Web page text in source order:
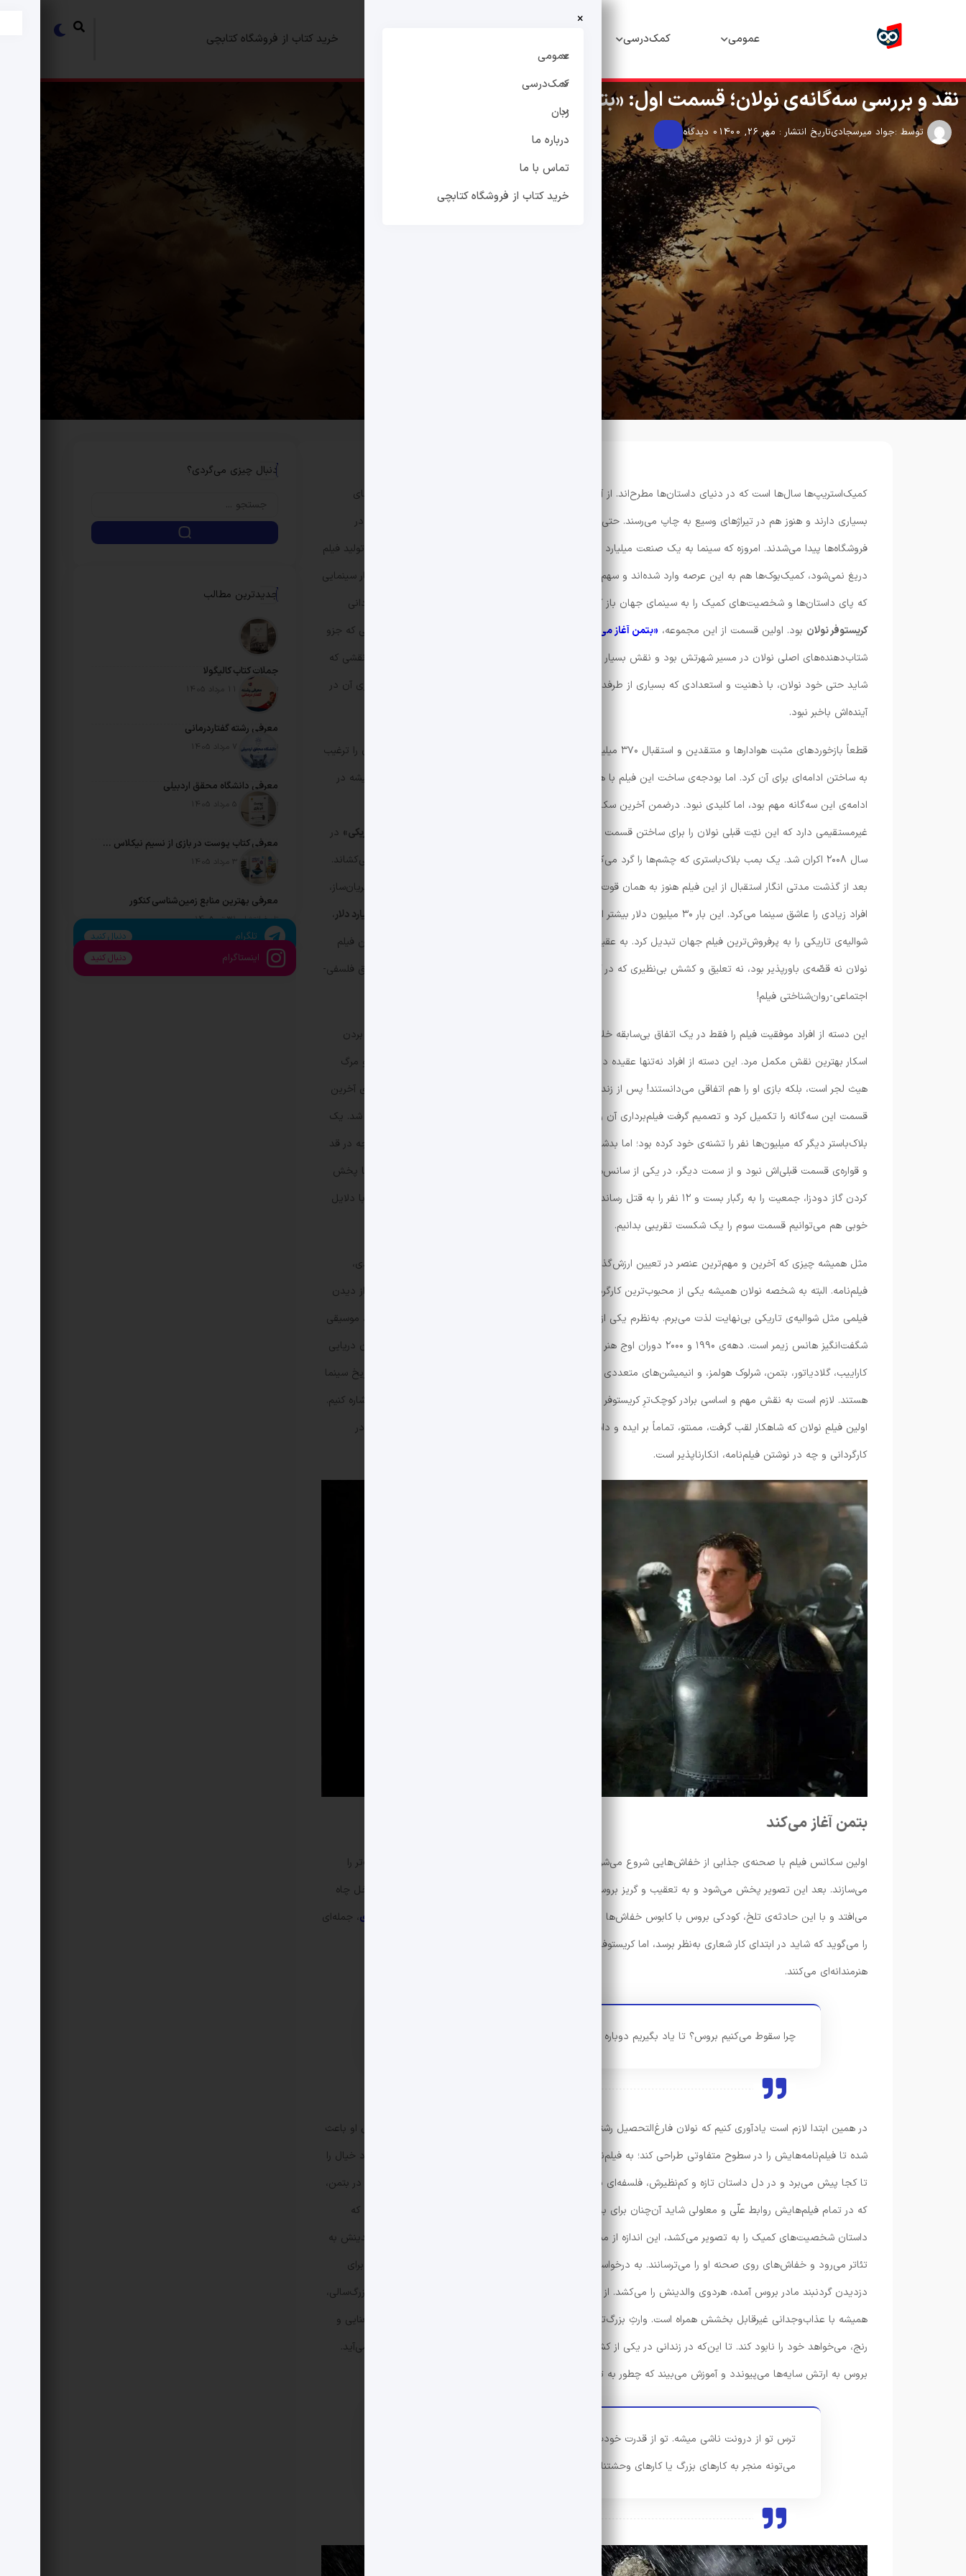
عمومی کمک‌درسی خرید کتاب از فروشگاه کتابچی
×
عمومی
کمک‌درسی
زبان
درباره ما
تماس با ما
خرید کتاب از فروشگاه کتابچی
نقد و بررسی سه‌گانه‌ی نولان؛ قسمت اول: «بتمن آغاز می‌کند»
توسط :جواد میرسجادیتاریخ انتشار : مهر 26, 1400 0 دیدگاه
کمیک‌استریپ‌ها سال‌ها است که در دنیای داستان‌ها مطرح‌اند. از آمریکا بگیریم تا اروپا و شرق آسیا کتاب‌های کمیک طرفدارهای
بسیاری دارند و هنوز هم در تیراژهای وسیع به چاپ می‌رسند. حتی در ایران دهه‌ی ۴۰ و ۵۰ این مجله‌های تصویری داستانی در
فروشگاه‌ها پیدا می‌شدند. امروزه که سینما به یک صنعت میلیارد دلاری تبدیل شده و از هیچ موضوع و دسته و ژانری برای تولید فیلم
دریغ نمی‌شود، کمیک‌بوک‌ها هم به این عرصه وارد شده‌اند و سهم مهمی را هم از آنِ خود کرده‌اند. شاید یکی از مهم‌ترین آثار سینمایی
که پای داستان‌ها و شخصیت‌های کمیک را به سینمای جهان باز کرد،
، به نویسندگی و کارگردانی
کریستوفر نولان بود. اولین قسمت از این مجموعه، «بتمن آغاز می‌کند»
در سال ۲۰۰۵ روی پرده‌های نقره‌ای سینما رفت. فیلمی که جزو
شتاب‌دهنده‌های اصلی نولان در مسیر شهرتش بود و نقش بسیار مهمی در تعیین آینده‌ی کارنامه‌ی حرفه‌ای‌اش ایفا می‌کرد؛ نقشی که
شاید حتی خود نولان، با ذهنیت و استعدادی که بسیاری از طرفداران سینما را مجاب کرده او را نابغه بنامند، از شدت اثرگذاری آن در
آینده‌اش باخبر نبود.
قطعاً بازخوردهای مثبت هوادارها و منتقدین و استقبال ۳۷۰ میلیون دلاری از این اثر در گیشه، از عوامل مهمی بود که نولان را ترغیب
به ساختن ادامه‌ای برای آن کرد. اما بودجه‌ی ساخت این فیلم با هزینه‌ی سنگین ۱۵۰ میلیون دلار تهیه شده بود؛ این یعنی گیشه در
ادامه‌ی این سه‌گانه مهم بود، اما کلیدی نبود. درضمن آخرین سکانس این فیلم به شروع شرارت‌های شخصیت جوکر اشاره‌ی
غیرمستقیمی دارد که این نیّت قبلی نولان را برای ساختن قسمت دوم این سه‌گانه نشان می‌دهد. قسمت دوم
«شوالیه‌ی تاریکی» در
سال ۲۰۰۸ اکران شد. یک بمب بلاک‌باستری که چشم‌ها را گرد می‌کرد و فوج‌فوج عاشقان سینما را به پشت باجه‌های بلیت می‌کشاند.
بعد از گذشت مدتی انگار استقبال از این فیلم هنوز به همان قوت ادامه داشت و گویا فیلمی ساخته شده بود که مثل آثار جریان‌ساز،
افراد زیادی را عاشق سینما می‌کرد. این بار ۳۰ میلیون دلار بیشتر از قسمت قبلی بودجه صرف شده بود اما رقم نجومی
،
شوالیه‌ی تاریکی را به پرفروش‌ترین فیلم جهان تبدیل کرد. به عقیده‌ی بسیاری از طرفدارها و غیرطرفدارها، عامل موفقیت این فیلم
نولان نه قصّه‌ی باورپذیر بود، نه تعلیق و کشش بی‌نظیری که در کمتر فیلمی دیده بودیم، و نه در فُرم هنری و محتوای عمیق فلسفی-
اجتماعی-روان‌شناختی فیلم!
این دسته از افراد موفقیت فیلم را فقط در یک اتفاق بی‌سابقه خلاصه می‌کنند؛ بازی تکرارنشدنی
و فوت او قبل از بردن
اسکار بهترین نقش مکمل مرد. این دسته از افراد نه‌تنها عقیده داشتند که موفقیت شوالیه‌ی تاریکی اتفاقی و مدیون بازی و مرگ
هیث لجر است، بلکه بازی او را هم اتفاقی می‌دانستند! پس از زندگی و مرگ تراژیک هیث لجر، نولان در سال ۲۰۱۱ فیلم‌نامه‌ی آخرین
قسمت این سه‌گانه را تکمیل کرد و تصمیم گرفت فیلم‌برداری آن را آغاز کند.
در سال ۲۰۱۲ اکران شد. یک
بلاک‌باستر دیگر که میلیون‌ها نفر را تشنه‌ی خود کرده بود؛ اما بدشانسی یک بار دیگر فیلم نولان را بلعید! خودِ فیلم به‌هیچ‌وجه در قد
و قواره‌ی قسمت قبلی‌اش نبود و از سمت دیگر، در یکی از سانس‌های اکران این فیلم در آرورای کولورادو، یکی از تماشاگرها با پخش
کردن گاز دودزا، جمعیت را به رگبار بست و ۱۲ نفر را به قتل رساند. البته این دلیل خوبی برای قضاوت خودِ فیلم نیست، اما با دلایل
خوبی هم می‌توانیم قسمت سوم را یک شکست تقریبی بدانیم.
مثل همیشه چیزی که آخرین و مهم‌ترین عنصر در تعیین ارزش‌گذاری فیلم است، چیزی نیست جز کارگردانی و در وهله‌ی بعدی،
فیلم‌نامه. البته به شخصه نولان همیشه یکی از محبوب‌ترین کارگردان‌ها برای من بوده و حتی هنوز و با تمام ضعف‌هایش، از دیدن
فیلمی مثل شوالیه‌ی تاریکی بی‌نهایت لذت می‌برم. به‌نظرم یکی از مؤلفه‌هایی که در جذابیتِ ذاتی این سه‌گانه نقش داشته، موسیقی
شگفت‌انگیز هانس زیمر است. دهه‌ی ۱۹۹۰ و ۲۰۰۰ دوران اوج هنر هانس زیمر بود؛ دوره‌ای که آثاری مثل موسیقی متن دزدان دریایی
کاراییب، گلادیاتور، بتمن، شرلوک هولمز، و انیمیشن‌های متعددی را خلق کرد که همگی جزو بهترین‌های موسیقی متن در تاریخ سینما
هستند. لازم است به نقش مهم و اساسی برادر کوچک‌ترِ کریستوفر یعنی جاناتان نولان، نیز در شهرت و محبوبیت نام نولان اشاره کنیم.
اولین فیلمِ نولان که شاهکار لقب گرفت، ممنتو، تماماً بر ایده و داستان جاناتان خلق شده؛ البته که نقش خودِ کریستوفر چه در
کارگردانی و چه در نوشتن فیلم‌نامه، انکارناپذیر است.
بتمن آغاز می‌کند
اولین سکانس فیلم با صحنه‌ی جذابی از خفاش‌هایی شروع می‌شود که در کنار هم قرار می‌گیرند و طرحی از یک خفاش بزرگ‌تر را
می‌سازند. بعد این تصویر پخش می‌شود و به تعقیب و گریز بروس وینِ کودک و دوستش ریچل داوس می‌رسیم. بروس داخل چاه
می‌افتد و با این حادثه‌ی تلخ، کودکی بروس با کابوس خفاش‌ها پر می‌شود. توماس وین، پدر بروس و البته نماد
سرمایه‌داری، جمله‌ای
را می‌گوید که شاید در ابتدای کار شعاری به‌نظر برسد، اما کریستوفر نولان و برادرش جاناتان، از آن در قسمت سوم استفاده‌ی
هنرمندانه‌ای می‌کنند.
چرا سقوط می‌کنیم بروس؟ تا یاد بگیریم دوباره روی پامون بایستیم.
در همین ابتدا لازم است یادآوری کنیم که نولان فارغ‌التحصیل رشته‌ی ادبیات انگلیسی است. روحیه‌ی شاعرانه و ذهنیت خلاق او باعث
شده تا فیلم‌نامه‌هایش را در سطوح متفاوتی طراحی کند؛ به فیلم‌نامه‌ی فیلم میان‌ستاره‌ای (interstellar) توجه کنید که ابعاد خیال را
تا کجا پیش می‌برد و در دل داستان تازه و کم‌نظیرش، فلسفه‌ای نمادگرا با زمینه‌ی مذهب می‌گنجاند. به همین دلیل نه‌تنها در بتمن،
که در تمام فیلم‌هایش روابط علّی و معلولی شاید آن‌چنان برای بینندگان تیزبین قانع‌کننده نباشد؛ اما حداقل در این سه‌گانه که
داستان شخصیت‌های کمیک را به تصویر می‌کشد، این اندازه از منطق داستان‌پردازی رضایت‌بخش است. بروس به همراه والدینش به
تئاتر می‌رود و خفاش‌های روی صحنه او را می‌ترسانند. به درخواست بروس آن‌ها از تئاتر خارج می‌شوند و سارق مسلحی که برای
دزدیدن گردنبند مادر بروس آمده، هردوی والدینش را می‌کشد. از این‌جا ترسِ بروس به فقدان بزرگی تبدیل می‌شود که تا بزرگ‌سالی،
همیشه با عذاب‌وجدانی غیرقابل بخشش همراه است. وارثِ بزرگ‌ترین میلیاردر دنیا، به مادیات قانع نمی‌شود و از فرطِ بی‌معنایی و
رنج، می‌خواهد خود را نابود کند. تا این‌که در زندانی در یکی از کشورهای کوهستانی شرق آسیا، نایب راس‌الگول به دیدنش می‌آید.
بروس به ارتش سایه‌ها می‌پیوندد و آموزش می‌بیند که چطور به ترس‌هایش غلبه کند.
ترس تو از درونت ناشی میشه. تو از قدرت خودت می‌ترسی. تو از خشم خودت می‌ترسی؛ که
می‌تونه منجر به کارهای بزرگ یا کارهای وحشتناکی بشه.
دنبال چیزی می‌گردی؟
جدیدترین مطالب
جملات کتاب کالیگولا
تاریخ انتشار: 11 مرداد 1405
معرفی رشته گفتاردرمانی
تاریخ انتشار: 7 مرداد 1405
معرفی دانشگاه محقق اردبیلی
تاریخ انتشار: 5 مرداد 1405
معرفی کتاب پوست در بازی از نسیم نیکلاس طالب
تاریخ انتشار: 3 مرداد 1405
معرفی بهترین منابع زمین‌شناسی کنکور
تاریخ انتشار: 31 تیر 1405
تلگرام دنبال کنید
اینستاگرام دنبال کنید